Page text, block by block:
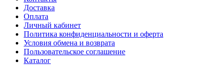
Доставка
Оплата
Личный кабинет
Политика конфиденциальности и оферта
Условия обмена и возврата
Пользовательское соглашение
Каталог